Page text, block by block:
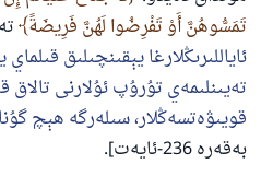
تَمَسُّوهُنَّ أَوْ تَفْرِضُوا لَهُنَّ فَرِيضَةً
ئاياللىرىڭلارغا يېقىنچىلىق
تەيىنلىمەي تۇرۇپ ئۇلارنى تالاق
قويىۋەتسەڭلار، سىلەرگە ھېچ
بەقەرە 236-ئايەت].